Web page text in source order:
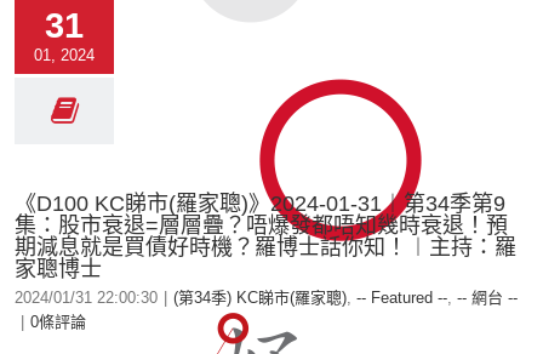
31
01, 2024
《D100 KC睇市(羅家聰)》2024-01-31︱第34季第9
集：股市衰退=層層疊？唔爆發都唔知幾時衰退！預
期減息就是買債好時機？羅博士話你知！︱主持：羅
家聰博士
2024/01/31 22:00:30 (第34季) KC睇市(羅家聰), -- Featured --, -- 網台 --
0條評論